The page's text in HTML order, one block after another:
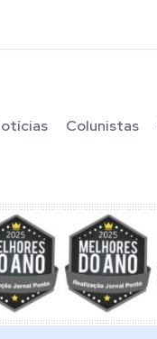
Colunistas